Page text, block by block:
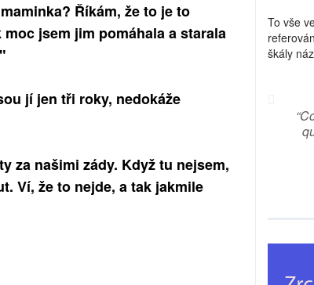
Říkám, že to je to
jsem jim pomáhala a starala
jí jen tři roky, nedokáže
za našimi zády. Když tu nejsem,
Ví, že to nejde, a tak jakmile
To vše
škály